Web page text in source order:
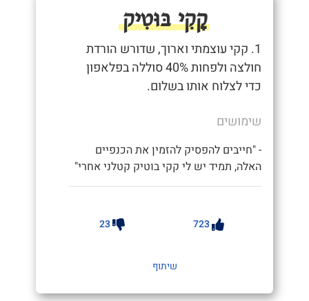
קָקִי בּוּטִיק
1. קקי עוצמתי וארוך, שדורש הורדת
חולצה ולפחות 40% סוללה בפלאפון
כדי לצלוח אותו בשלום.
שימושים
- "חייבים להפסיק להזמין את הכנפיים
האלה, תמיד יש לי קקי בוטיק קטלני אחרי"
723
23
שיתוף